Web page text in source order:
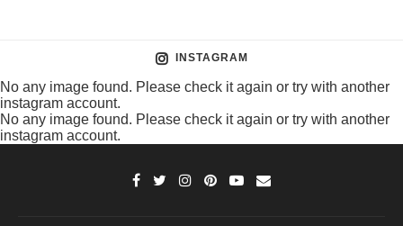
INSTAGRAM
No any image found. Please check it again or try with another
instagram account.
No any image found. Please check it again or try with another
instagram account.